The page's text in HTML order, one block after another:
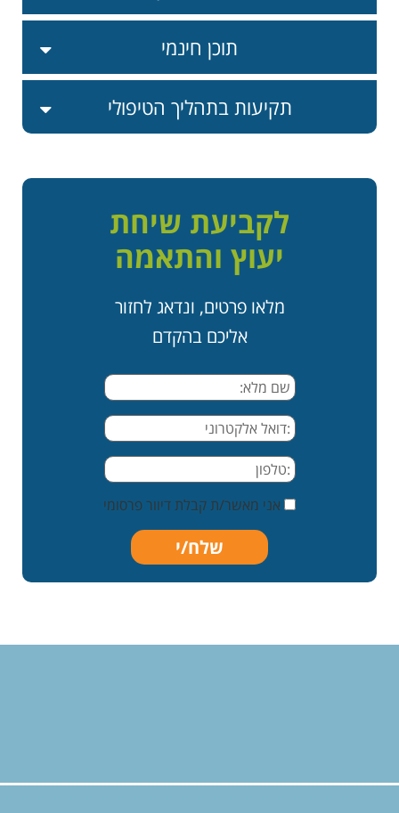
תוכן חינמי
תקיעות בתהליך הטיפולי
לקביעת שיחת
יעוץ והתאמה
מלאו פרטים, ונדאג לחזור
אליכם בהקדם
אני מאשר/ת קבלת דיוור פרסומי